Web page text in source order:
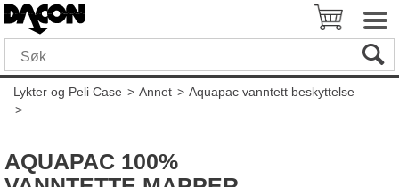
Lykter og Peli Case>Annet>Aquapac vanntett beskyttelse
>
AQUAPAC 100%